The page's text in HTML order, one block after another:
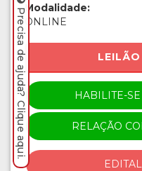
Modalidade:
ONLINE
LEILÃO
HABILITE-
RELAÇÃO
Precisa de ajuda? Clique aqui.